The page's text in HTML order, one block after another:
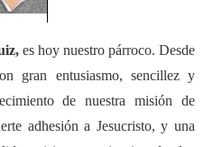
es hoy nuestro párroco. Desde
gran entusiasmo, sencillez y
de nuestra misión de
adhesión a Jesucristo, y una